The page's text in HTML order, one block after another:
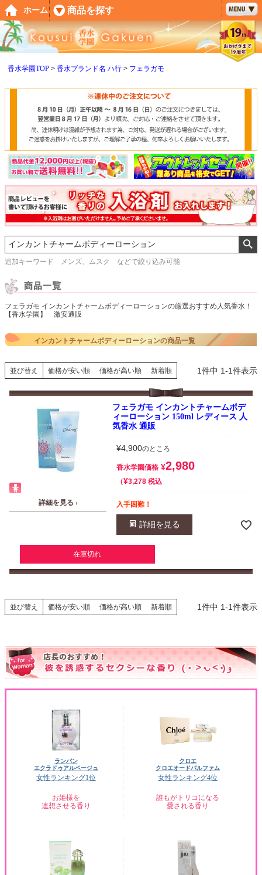
香水学園TOP 香水ブランド名 ハ行 フェラガモ
追加キーワード メンズ、ムスク などで絞り込み可能
フェラガモ インカントチャームボディーローションの厳選おすすめ人気香水！
【香水学園】 激安通販
インカントチャームボディーローションの商品一覧
並び替え 価格が安い順 価格が高い順 新着順 1件中 1-1件表示
詳細を見る ›
フェラガモ インカントチャームボデ
ィーローション 150ml レディース 人
気香水 通販
¥4,900のところ
香水学園価格 ¥2,980
¥3,278 税込
入手困難！
詳細を見る
在庫切れ
並び替え 価格が安い順 価格が高い順 新着順 1件中 1-1件表示
ランバン
エクラドゥアルページュ
女性ランキング1位
お姫様を
連想させる香り
クロエ
クロエオードパルファム
女性ランキング4位
誰もがトリコになる
愛される香り
ペー
ジト
ップ
へ
ホーム 商品を探す